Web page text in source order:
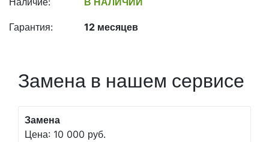
Гарантия: 12 месяцев
Замена в нашем сервисе
Замена
Цена: 10 000 руб.